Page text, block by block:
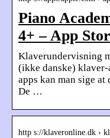
Piano
4+ – App
Klaverundervisning
(ikke danske) klaver-
apps kan man sige
De …
http s://klaveronline.dk ›